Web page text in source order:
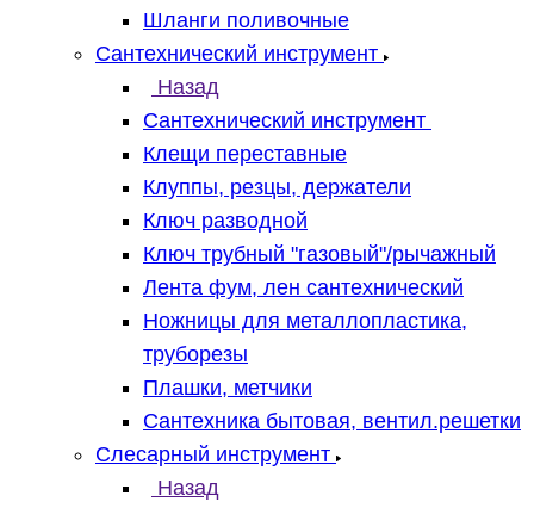
Шланги поливочные
Сантехнический инструмент
Назад
Сантехнический инструмент
Клещи переставные
Клуппы, резцы, держатели
Ключ разводной
Ключ трубный "газовый"/рычажный
Лента фум, лен сантехнический
Ножницы для металлопластика,
труборезы
Плашки, метчики
Сантехника бытовая, вентил.решетки
Слесарный инструмент
Назад